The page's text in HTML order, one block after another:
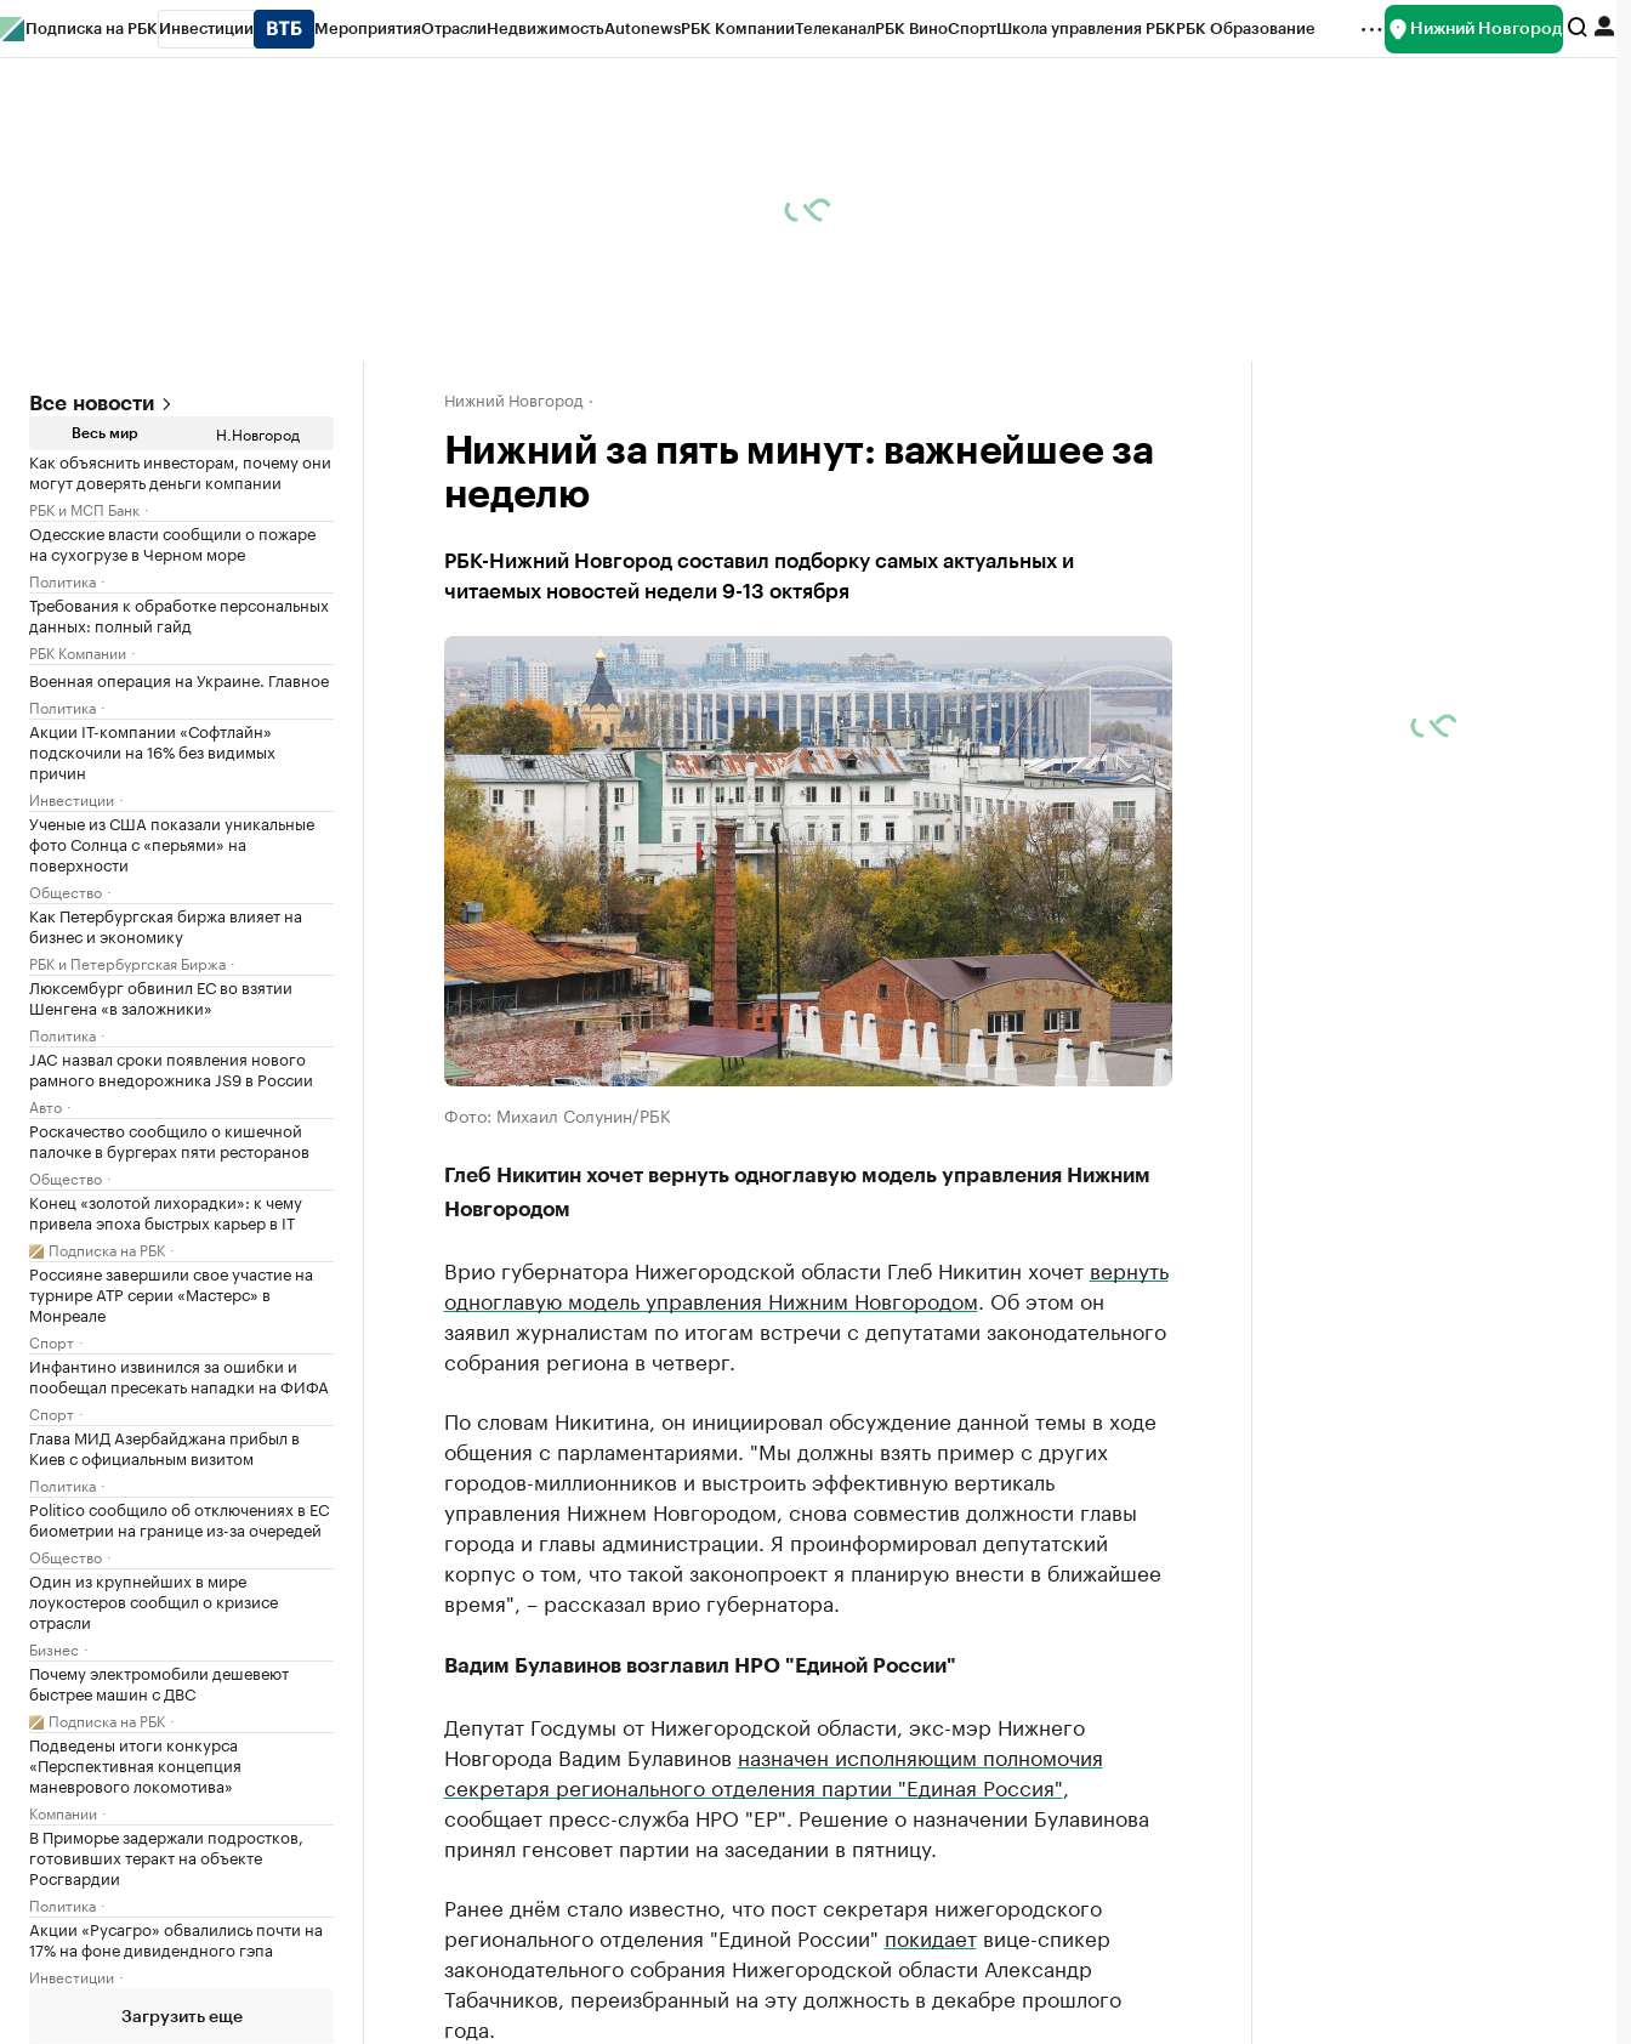
Подписка на РБК Инвестиции МероприятияОтраслиНедвижимостьAutonewsРБК КомпанииТелеканалРБК ВиноСпортШкола управления РБКРБК Образование Нижний Новгород
Все новости
Весь мир Н.Новгород
Как объяснить инвесторам, почему они
могут доверять деньги компании
РБК и МСП Банк
Одесские власти сообщили о пожаре
на сухогрузе в Черном море
Политика
Требования к обработке персональных
данных: полный гайд
РБК Компании
Военная операция на Украине. Главное
Политика
Акции IT-компании «Софтлайн»
подскочили на 16% без видимых
причин
Инвестиции
Ученые из США показали уникальные
фото Солнца с «перьями» на
поверхности
Общество
Как Петербургская биржа влияет на
бизнес и экономику
РБК и Петербургская Биржа
Люксембург обвинил ЕС во взятии
Шенгена «в заложники»
Политика
JAC назвал сроки появления нового
рамного внедорожника JS9 в России
Авто
Роскачество сообщило о кишечной
палочке в бургерах пяти ресторанов
Общество
Конец «золотой лихорадки»: к чему
привела эпоха быстрых карьер в IT
Подписка на РБК
Россияне завершили свое участие на
турнире ATP серии «Мастерс» в
Монреале
Спорт
Инфантино извинился за ошибки и
пообещал пресекать нападки на ФИФА
Спорт
Глава МИД Азербайджана прибыл в
Киев с официальным визитом
Политика
Politico сообщило об отключениях в ЕС
биометрии на границе из-за очередей
Общество
Один из крупнейших в мире
лоукостеров сообщил о кризисе
отрасли
Бизнес
Почему электромобили дешевеют
быстрее машин с ДВС
Подписка на РБК
Подведены итоги конкурса
«Перспективная концепция
маневрового локомотива»
Компании
В Приморье задержали подростков,
готовивших теракт на объекте
Росгвардии
Политика
Акции «Русагро» обвалились почти на
17% на фоне дивидендного гэпа
Инвестиции
Загрузить еще
Нижний Новгород
Нижний за пять минут: важнейшее за
неделю
РБК-Нижний Новгород составил подборку самых актуальных и
читаемых новостей недели 9-13 октября
Фото: Михаил Солунин/РБК
Глеб Никитин хочет вернуть одноглавую модель управления Нижним
Новгородом
Врио губернатора Нижегородской области Глеб Никитин хочет вернуть
одноглавую модель управления Нижним Новгородом . Об этом он
заявил журналистам по итогам встречи с депутатами законодательного
собрания региона в четверг.
По словам Никитина, он инициировал обсуждение данной темы в ходе
общения с парламентариями. "Мы должны взять пример с других
городов-миллионников и выстроить эффективную вертикаль
управления Нижнем Новгородом, снова совместив должности главы
города и главы администрации. Я проинформировал депутатский
корпус о том, что такой законопроект я планирую внести в ближайшее
время", – рассказал врио губернатора.
Вадим Булавинов возглавил НРО "Единой России"
Депутат Госдумы от Нижегородской области, экс-мэр Нижнего
Новгорода Вадим Булавинов назначен исполняющим полномочия
секретаря регионального отделения партии "Единая Россия"
сообщает пресс-служба НРО "ЕР". Решение о назначении Булавинова
принял генсовет партии на заседании в пятницу.
Ранее днём стало известно, что пост секретаря нижегородского
регионального отделения "Единой России" покидаетвице-спикер
законодательного собрания Нижегородской области Александр
Табачников, переизбранный на эту должность в декабре прошлого
года.